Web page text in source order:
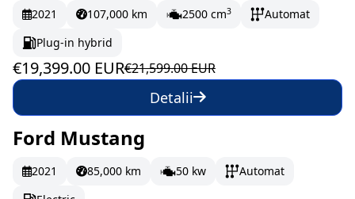
2021 107,000 km 2500 cm3
Automat
Plug-in hybrid
€19,399.00 EUR€21,599.00 EUR
Detalii
La comandă
Ford Mustang
2021 85,000 km 50 kw
Automat